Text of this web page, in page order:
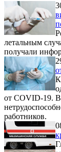
летальным
получали
от COVID-19.
работников.